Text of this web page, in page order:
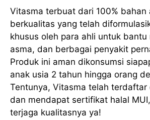
Vitasma terbuat dari 100% bahan
berkualitas yang telah
khusus oleh para ahli untuk
asma, dan berbagai penyakit
Produk ini aman dikonsumsi
anak usia 2 tahun hingga orang
Tentunya, Vitasma telah terdaftar
dan mendapat sertifikat halal
terjaga kualitasnya ya!